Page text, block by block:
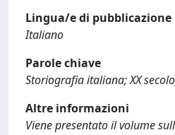
Lingua/e di pubblicazione
Italiano
Parole chiave
Storiografia italiana; XX
Altre informazioni
Viene presentato il volume